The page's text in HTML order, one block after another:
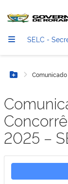
SELC -
Botão Menu
Comunicado
2025 –